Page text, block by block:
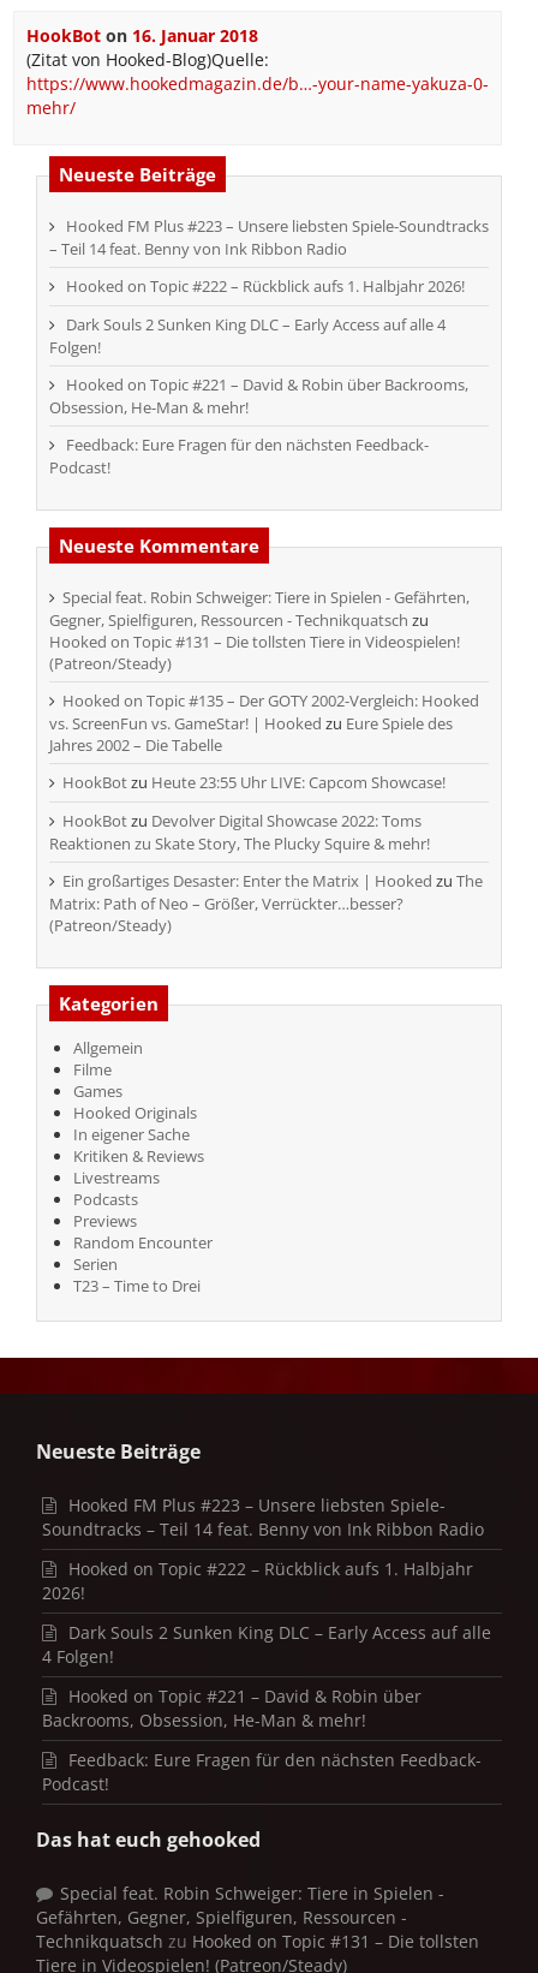
HookBoton 16. Januar 2018
(Zitat von Hooked-Blog)Quelle:
https://www.hookedmagazin.de/b…-your-name-yakuza-0-
mehr/
Neueste Beiträge
Hooked FM Plus #223 – Unsere liebsten Spiele-Soundtracks
– Teil 14 feat. Benny von Ink Ribbon Radio
Hooked on Topic #222 – Rückblick aufs 1. Halbjahr 2026!
Dark Souls 2 Sunken King DLC – Early Access auf alle 4
Folgen!
Hooked on Topic #221 – David & Robin über Backrooms,
Obsession, He-Man & mehr!
Feedback: Eure Fragen für den nächsten Feedback-
Podcast!
Neueste Kommentare
Special feat. Robin Schweiger: Tiere in Spielen - Gefährten,
Gegner, Spielfiguren, Ressourcen - Technikquatsch zu
Hooked on Topic #131 – Die tollsten Tiere in Videospielen!
(Patreon/Steady)
Hooked on Topic #135 – Der GOTY 2002-Vergleich: Hooked
vs. ScreenFun vs. GameStar! | Hooked zu Eure Spiele des
Jahres 2002 – Die Tabelle
HookBotzu Heute 23:55 Uhr LIVE: Capcom Showcase!
HookBotzu Devolver Digital Showcase 2022: Toms
Reaktionen zu Skate Story, The Plucky Squire & mehr!
Ein großartiges Desaster: Enter the Matrix | Hooked zu The
Matrix: Path of Neo – Größer, Verrückter…besser?
(Patreon/Steady)
Kategorien
Allgemein
Filme
Games
Hooked Originals
In eigener Sache
Kritiken & Reviews
Livestreams
Podcasts
Previews
Random Encounter
Serien
T23 – Time to Drei
Neueste Beiträge
Hooked FM Plus #223 – Unsere liebsten Spiele-
Soundtracks – Teil 14 feat. Benny von Ink Ribbon Radio
Hooked on Topic #222 – Rückblick aufs 1. Halbjahr
2026!
Dark Souls 2 Sunken King DLC – Early Access auf alle
4 Folgen!
Hooked on Topic #221 – David & Robin über
Backrooms, Obsession, He-Man & mehr!
Feedback: Eure Fragen für den nächsten Feedback-
Podcast!
Das hat euch gehooked
Special feat. Robin Schweiger: Tiere in Spielen -
Gefährten, Gegner, Spielfiguren, Ressourcen -
Technikquatsch zu Hooked on Topic #131 – Die tollsten
Tiere in Videospielen! (Patreon/Steady)